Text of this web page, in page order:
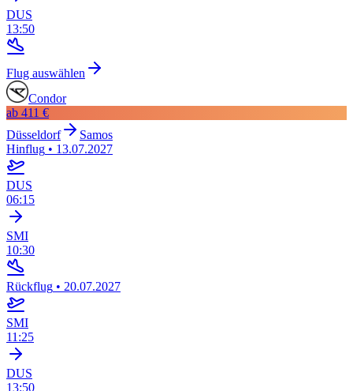
DUS
13:50
Flug auswählen
Condor
ab 411 €
Düsseldorf
Samos
Hinflug • 13.07.2027
DUS
06:15
SMI
10:30
Rückflug • 20.07.2027
SMI
11:25
DUS
13:50